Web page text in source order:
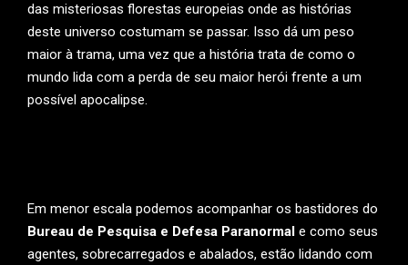
das misteriosas florestas europeias onde as histórias
deste universo costumam se passar. Isso dá um peso
maior à trama, uma vez que a história trata de como o
mundo lida com a perda de seu maior herói frente a um
possível apocalipse.
Em menor escala podemos acompanhar os bastidores do
Bureau de Pesquisa e Defesa Paranormal e como seus
agentes, sobrecarregados e abalados, estão lidando com